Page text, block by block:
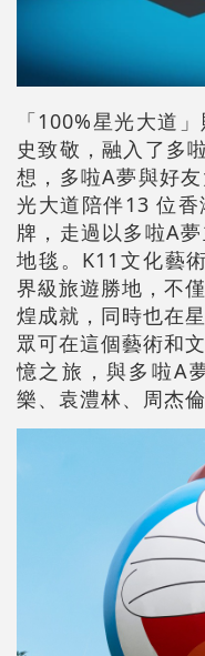
「100%星光大道
史致敬，融入了多
想，多啦A夢與好
光大道陪伴13 位
牌，走過以多啦A
地毯。K11文化藝
界級旅遊勝地，不
煌成就，同時也在
眾可在這個藝術和
憶之旅，與多啦A
樂、袁澧林、周杰